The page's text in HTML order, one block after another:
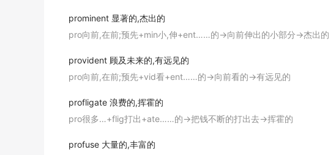
We continue to pursue our policy of disrupting those who
我们继续执行组织部分人散播大规模杀伤性武器的政策.
Then the slope rises ever more steeply as bacteria
prominent 显著的,杰出的
pro向前,在前;预先+min小,伸+ent……的→向前伸出的小部分→杰出的
provident 顾及未来的,有远见的
pro向前,在前;预先+vid看+ent……的→向前看的→有远见的
profligate 浪费的,挥霍的
pro很多…+flig打出+ate……的→把钱不断的打出去→挥霍的
profuse 大量的,丰富的